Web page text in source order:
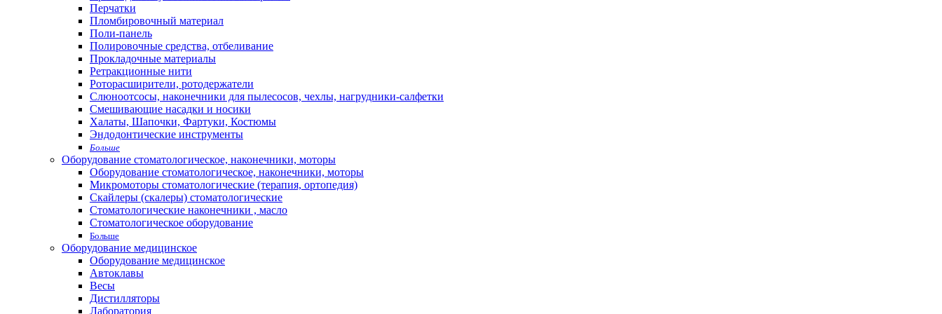
Перчатки
Пломбировочный материал
Поли-панель
Полировочные средства, отбеливание
Прокладочные материалы
Ретракционные нити
Роторасширители, ротодержатели
Слюноотсосы, наконечники для пылесосов, чехлы, нагрудники-салфетки
Смешивающие насадки и носики
Халаты, Шапочки, Фартуки, Костюмы
Эндодонтические инструменты
Больше
Оборудование стоматологическое, наконечники, моторы
Оборудование стоматологическое, наконечники, моторы
Микромоторы стоматологические (терапия, ортопедия)
Скайлеры (скалеры) стоматологические
Стоматологические наконечники , масло
Стоматологическое оборудование
Больше
Оборудование медицинское
Оборудование медицинское
Автоклавы
Весы
Дистилляторы
Лаборатория